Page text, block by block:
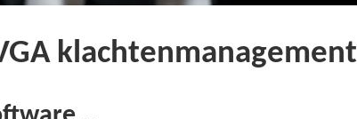
klachtenmanagement